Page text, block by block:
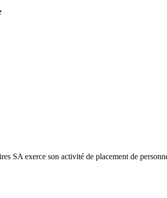
SA exerce son activité de placement de